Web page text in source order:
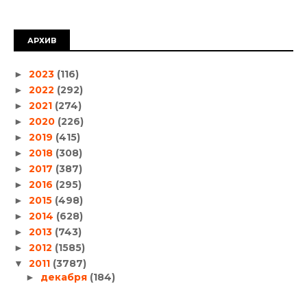
АРХИВ
► 2023 (116)
► 2022 (292)
► 2021 (274)
► 2020 (226)
► 2019 (415)
► 2018 (308)
► 2017 (387)
► 2016 (295)
► 2015 (498)
► 2014 (628)
► 2013 (743)
► 2012 (1585)
▼ 2011 (3787)
► декабря (184)